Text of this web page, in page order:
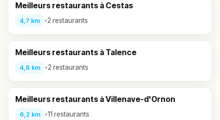
Meilleurs restaurants à Cestas
4,7 km •2 restaurants
Meilleurs restaurants à Talence
4,8 km •2 restaurants
Meilleurs restaurants à Villenave-d'Ornon
6,2 km •11 restaurants